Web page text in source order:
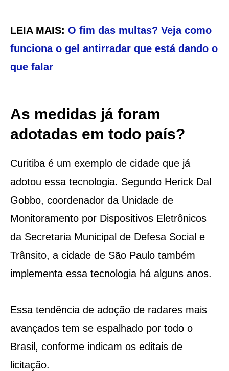
LEIA MAIS: O fim das multas? Veja como
funciona o gel antirradar que está dando o
que falar
As medidas já foram
adotadas em todo país?
Curitiba é um exemplo de cidade que já
adotou essa tecnologia. Segundo Herick Dal
Gobbo, coordenador da Unidade de
Monitoramento por Dispositivos Eletrônicos
da Secretaria Municipal de Defesa Social e
Trânsito, a cidade de São Paulo também
implementa essa tecnologia há alguns anos.
Essa tendência de adoção de radares mais
avançados tem se espalhado por todo o
Brasil, conforme indicam os editais de
licitação.